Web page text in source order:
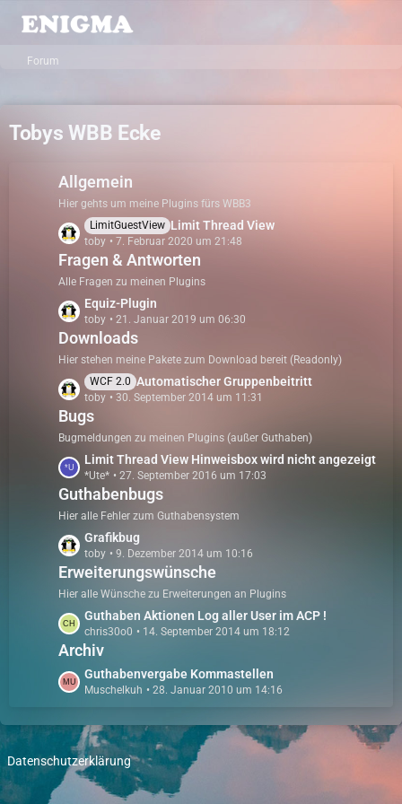
Forum
Tobys WBB Ecke
Allgemein
Hier gehts um meine Plugins fürs WBB3
L
e
t
z
e
B
t
ä
g
e
LimitGuestView Limit Thread View
toby 7. Februar 2020 um 21:48
Fragen & Antworten
Alle Fragen zu meinen Plugins
L
e
t
z
e
B
t
ä
g
e
Equiz-Plugin
toby 21. Januar 2019 um 06:30
Downloads
Hier stehen meine Pakete zum Download bereit (Readonly)
L
e
t
z
e
B
t
ä
g
e
WCF 2.0 Automatischer Gruppenbeitritt
toby 30. September 2014 um 11:31
Bugs
Bugmeldungen zu meinen Plugins (außer Guthaben)
L
e
t
z
e
B
t
ä
g
e
Limit Thread View Hinweisbox wird nicht angezeigt
*Ute* 27. September 2016 um 17:03
Guthabenbugs
Hier alle Fehler zum Guthabensystem
L
e
t
z
e
B
i
ä
Grafikbug
toby 9. Dezember 2014 um 10:16
Erweiterungswünsche
Hier alle Wünsche zu Erweiterungen an Plugins
L
e
t
z
t
B
i
t
Guthaben Aktionen Log aller User im ACP !
chris30o0 14. September 2014 um 18:12
Archiv
L
e
z
e
B
Guthabenvergabe Kommastellen
Muschelkuh 28. Januar 2010 um 14:16
Datenschutzerklärung